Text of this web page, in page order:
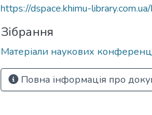
https://dspace.khimu-
Зібрання
Матеріали наукових
Повна інформація про